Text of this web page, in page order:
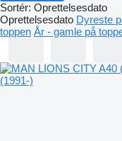
Sortér: Oprettelsesdato
Oprettelsesdato Dyreste
toppen År - gamle på